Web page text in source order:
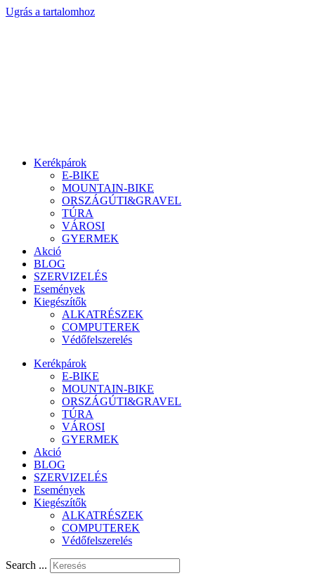
Ugrás a tartalomhoz
Kerékpárok
E-BIKE
MOUNTAIN-BIKE
ORSZÁGÚTI&GRAVEL
TÚRA
VÁROSI
GYERMEK
Akció
BLOG
SZERVIZELÉS
Események
Kiegészítők
ALKATRÉSZEK
COMPUTEREK
Védőfelszerelés
Kerékpárok
E-BIKE
MOUNTAIN-BIKE
ORSZÁGÚTI&GRAVEL
TÚRA
VÁROSI
GYERMEK
Akció
BLOG
SZERVIZELÉS
Események
Kiegészítők
ALKATRÉSZEK
COMPUTEREK
Védőfelszerelés
Search ...